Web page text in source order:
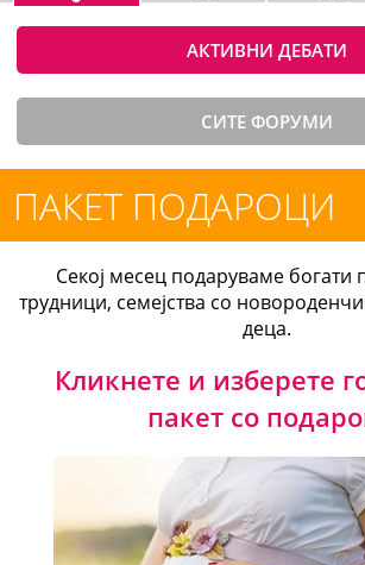
АКТИВНИ ДЕБАТИ
СИТЕ ФОРУМИ
ПАКЕТ ПОДАРОЦИ
Секој месец подаруваме богати
трудници, семејства со
деца.
Кликнете и изберете
пакет со